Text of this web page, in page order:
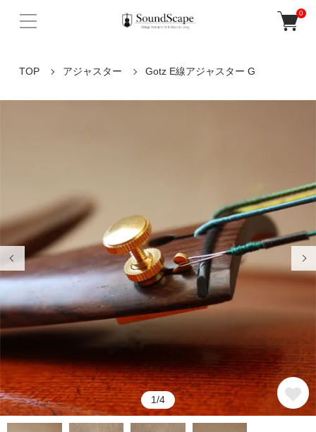
0
TOP アジャスター Gotz E線アジャスター G
1/4